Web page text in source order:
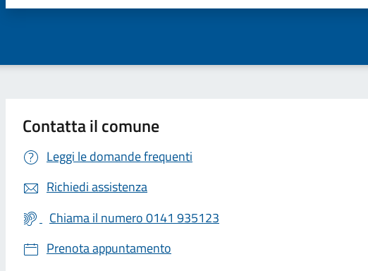
Contatta il comune
Leggi le domande frequenti
Richiedi assistenza
Chiama il numero 0141 935123
Prenota appuntamento